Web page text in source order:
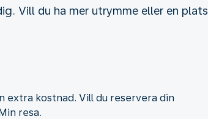
Vill du ha mer utrymme eller en plats
extra kostnad. Vill du reservera din
resa.